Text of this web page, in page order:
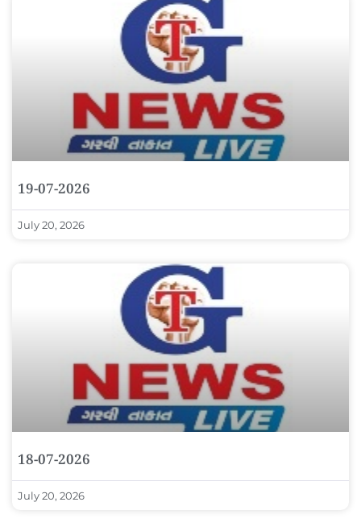
19-07-2026
July 20, 2026
18-07-2026
July 20, 2026